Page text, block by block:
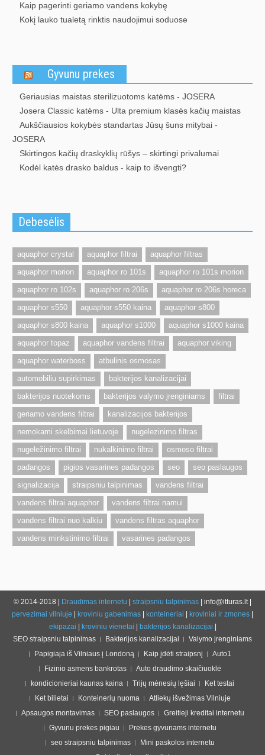
Kaip pagerinti geriamo vandens kokybę
Kokį lauko tualetą rinktis naudojimui soduose
Gyvunu prekes
Geriausias maistas sterilizuotoms katėms - JOSERA
Josera Classic katėms - Ulta premium klasės kačių maistas
Aukščiausios kokybės standartas Jūsų šuns mitybai -
JOSERA
Skirtingos kačių draskyklių rūšys – skirtingi privalumai
Kodėl katės drasko baldus - kaip to išvengti?
Debesėlis
aquaphor crystal aquaphor filtrai
aquaphor filtras
aquaphor morion
aquaphor ro 101s
aquaphor ro 101s morion
aquaphor ro 102s
aquaphor ro 206s
aquaphor ro 206s horeca
aquaphor s550
aquaphor s550 kaina
aquaphor s800
aquaphor s800 kaina
aquaphor s1000
aquaphor s1000 kaina
aquaphor topaz
aquaphor vandens filtrai
aquaphor viking
aquaphor waterboss
atbulinis osmosas
automobiliu supirkimas
bakterijos kanalizacijai
bakterijos nuotekoms
bakterijos valymo įrenginiams
filtrai
geriamo vandens filtrai
kanalizacijos bakterijos
nemokami skelbimai lietuvoje
nugelezinimo filtras
nugeležinimo filtrai
nukalkinimo filtrai
osmoso filtrai
padangos
pigios vasarines padangos seo
seo paslaugos
signalizacija
straipsniu talpinimas
vandens filtrai
vandens filtrai aquaphor
vandens filtrai namui
vandens filtrai nuo kalkiu
vandens filtras aquaphor
vandens minkstinimo filtrai
vasarines padangos
© 2014-2018 | Draudimas internetu straipsniu talpinimas | info@itturas.lt |
pervezimai vilniuje
kroviniu gabenimas konteineriai kroviniai ir zmones
ekipazai
kroviniu vienetai bakterijos kanalizacijai
SEO straipsniu talpinimas
Bakterijos kanalizacijai
Valymo įrenginiams
Papigiaja iš Vilniaus į Londoną
Kaip įdėti straipsnį
Auto1
Fizinio asmens bankrotas
Auto draudimo skaičiuoklė
kondicionieriai kaunas kaina
Trijų mėnesių lęšiai
Ket testai
Ket bilietai
Konteinerių nuoma
Atliekų išvežimas Vilniuje
Apsaugos montavimas
SEO paslaugos
Greitieji kreditai internetu
Gyvunu prekes pigiau
Prekes gyvunams internetu
seo straipsniu talpinimas
Mini paskolos internetu